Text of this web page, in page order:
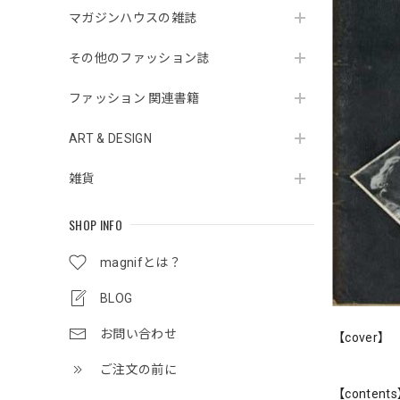
マガジンハウスの雑誌
その他のファッション誌
ファッション 関連書籍
ART & DESIGN
雑貨
SHOP INFO
magnifとは？
BLOG
お問い合わせ
ご注文の前に
【cover】
【